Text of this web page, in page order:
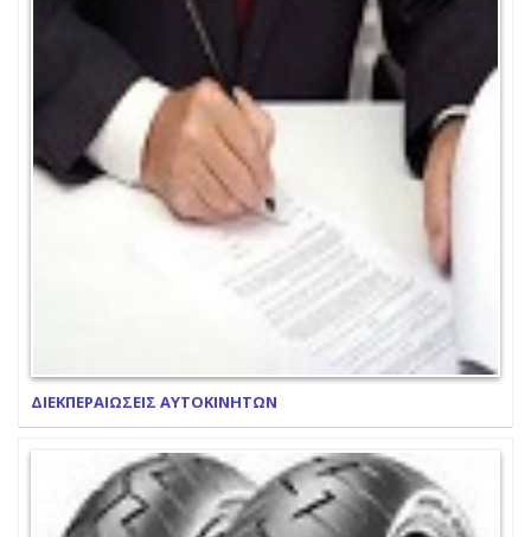
ΔΙΕΚΠΕΡΑΙΩΣΕΙΣ ΑΥΤΟΚΙΝΗΤΩΝ